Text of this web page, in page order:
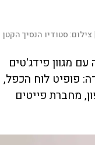
צילום:סטודיו הנסיך הקטן
מגוון פידג'טים
פופיט לוח הכפל,
מחברת פייטים